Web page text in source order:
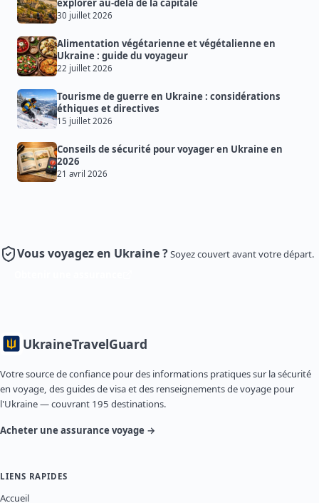
explorer au-delà de la capitale
30 juillet 2026
Alimentation végétarienne et végétalienne en
Ukraine : guide du voyageur
22 juillet 2026
Tourisme de guerre en Ukraine : considérations
éthiques et directives
15 juillet 2026
Conseils de sécurité pour voyager en Ukraine en
2026
21 avril 2026
Vous voyagez en Ukraine ?Soyez couvert avant votre départ.
UkraineTravelGuard
Votre source de confiance pour des informations pratiques sur la sécurité
en voyage, des guides de visa et des renseignements de voyage pour
l'Ukraine — couvrant 195 destinations.
Acheter une assurance voyage →
LIENS RAPIDES
Accueil